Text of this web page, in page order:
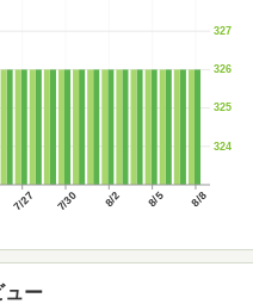
7/27 7/30 8/2 8/5 8/8
324
325
326
327
ュー